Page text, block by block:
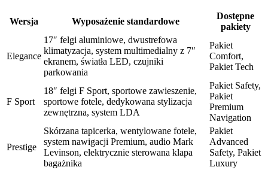
Wersja Wyposażenie standardowe
Dostępne
pakiety
Elegance
17″ felgi aluminiowe, dwustrefowa
klimatyzacja, system multimedialny z 7″
ekranem, światła LED, czujniki
parkowania
Pakiet
Comfort,
Pakiet Tech
F Sport
18″ felgi F Sport, sportowe zawieszenie,
sportowe fotele, dedykowana stylizacja
zewnętrzna, system LDA
Pakiet Safety,
Pakiet
Premium
Navigation
Prestige
Skórzana tapicerka, wentylowane fotele,
system nawigacji Premium, audio Mark
Levinson, elektrycznie sterowana klapa
bagażnika
Pakiet
Advanced
Safety, Pakiet
Luxury